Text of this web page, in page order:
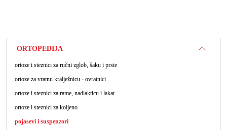
ORTOPEDIJA
ortoze i steznici za ručni zglob, šaku i prste
ortoze za vratnu kralježnicu - ovratnici
ortoze i steznici za rame, nadlakticu i lakat
ortoze i steznici za koljeno
pojasevi i suspenzori